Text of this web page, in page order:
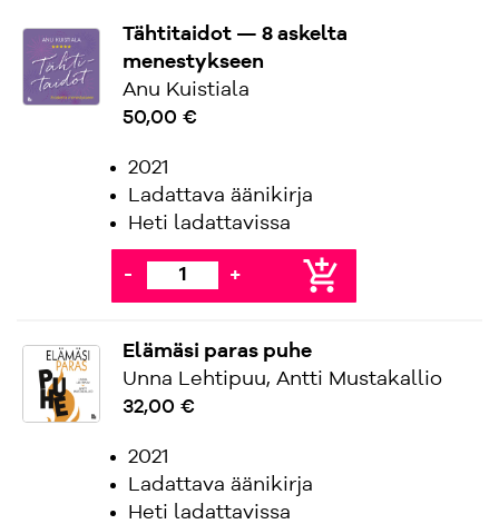
Tähtitaidot — 8 askelta
menestykseen
Anu Kuistiala
50,00 €
2021
Ladattava äänikirja
Heti ladattavissa
- + add_shopping_cart
Elämäsi paras puhe
Unna Lehtipuu, Antti Mustakallio
32,00 €
2021
Ladattava äänikirja
Heti ladattavissa